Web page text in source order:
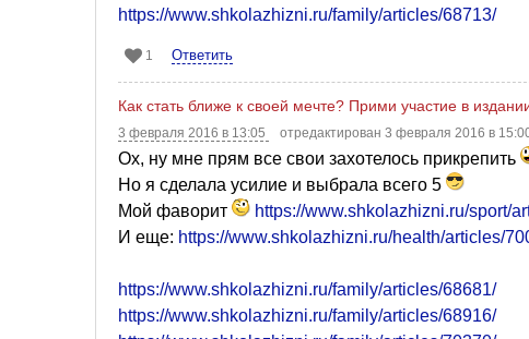
https://www.shkolazhizni.ru/family/articles/68713/
1 Ответить
Как стать ближе к своей мечте? Прими участие в
3 февраля 2016 в 13:05 отредактирован 3 февраля 2016 в
Ох, ну мне прям все свои захотелось прикрепить
Но я сделала усилие и выбрала всего 5
Мой фаворит
https://www.shkolazhizni.ru/sport/
И еще: https://www.shkolazhizni.ru/health/articles/
https://www.shkolazhizni.ru/family/articles/68681/
https://www.shkolazhizni.ru/family/articles/68916/